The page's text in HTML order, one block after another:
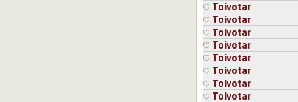
Toivotar
Toivotar
Toivotar
Toivotar
Toivotar
Toivotar
Toivotar
Toivotar